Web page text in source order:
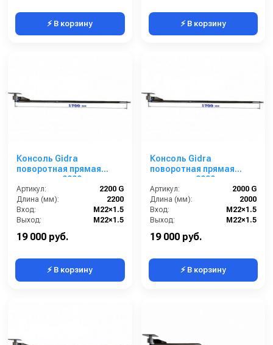
⚡ В корзину ⚡ В корзину
Консоль Gidra
поворотная прямая
стандарт, 2200 мм
Артикул:
2200 G
Длина (мм):
2200
Вход:
M22×1.5
Выход:
M22×1.5
19 000 руб.
⚡ В корзину
Консоль Gidra
поворотная прямая
стандарт, 2000 мм
Артикул:
2000 G
Длина (мм):
2000
Вход:
M22×1.5
Выход:
M22×1.5
19 000 руб.
⚡ В корзину